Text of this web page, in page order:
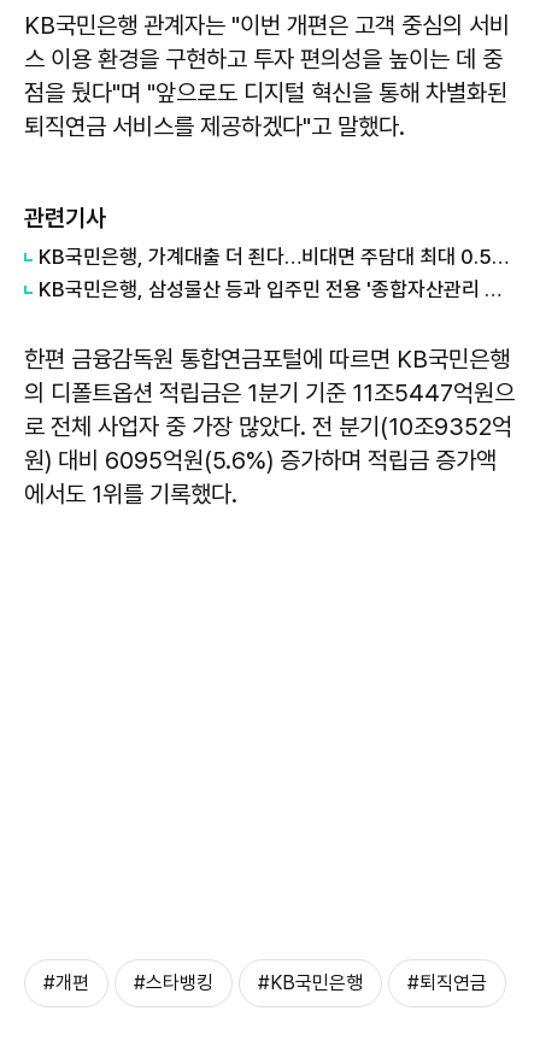
KB국민은행 관계자는 "이번 개편은 고객 중심의 서비
스 이용 환경을 구현하고 투자 편의성을 높이는 데 중
점을 뒀다"며 "앞으로도 디지털 혁신을 통해 차별화된
퇴직연금 서비스를 제공하겠다"고 말했다.
관련기사
KB국민은행, 가계대출 더 죈다…비대면 주담대 최대 0.53%p↑
KB국민은행, 삼성물산 등과 입주민 전용 '종합자산관리 서비스'
한편 금융감독원 통합연금포털에 따르면 KB국민은행
의 디폴트옵션 적립금은 1분기 기준 11조5447억원으
로 전체 사업자 중 가장 많았다. 전 분기(10조9352억
원) 대비 6095억원(5.6%) 증가하며 적립금 증가액
에서도 1위를 기록했다.
#개편 #스타뱅킹 #KB국민은행 #퇴직연금